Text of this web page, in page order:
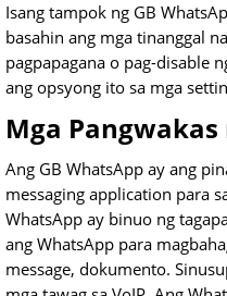
Isang tampok ng GB
basahin ang mga tinanggal
pagpapagana o pag-disable
ang opsyong ito sa mga
Mga Pangwakas
Ang GB WhatsApp ay ang
messaging application para
WhatsApp ay binuo ng
ang WhatsApp para
message, dokumento.